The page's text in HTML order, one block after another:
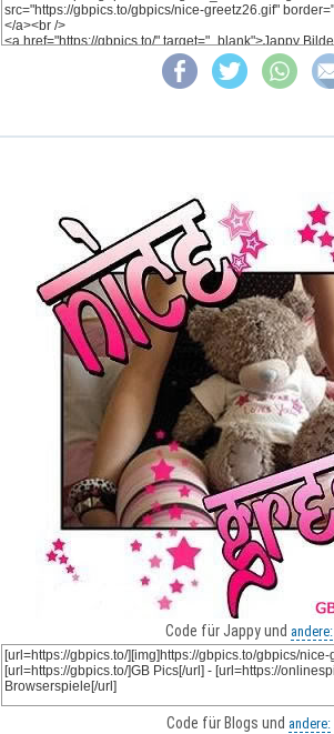
Code für Jappy und andere:
Code für Blogs und andere: